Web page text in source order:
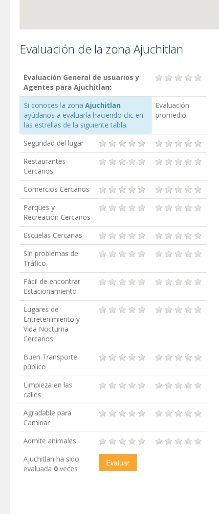
Evaluación de la zona Ajuchitlan
Evaluación General de usuarios y
Agentes para Ajuchitlan:
Si conoces la zona Ajuchitlan
ayúdanos a evaluarla haciendo clic en
las estrellas de la siguiente tabla.
Evaluación
promedio:
Seguridad del lugar
Restaurantes
Cercanos
Comercios Cercanos
Parques y
Recreación Cercanos
Escuelas Cercanas
Sin problemas de
Tráfico
Fácil de encontrar
Estacionamiento
Lugares de
Entretenimiento y
Vida Nocturna
Cercanos
Buen Transporte
público
Limpieza en las
calles
Agradable para
Caminar
Admite animales
Ajuchitlan ha sido
evaluada 0 veces